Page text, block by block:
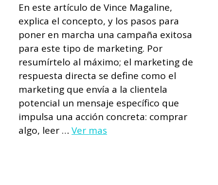
En este artículo de Vince Magaline,
explica el concepto, y los pasos para
poner en marcha una campaña exitosa
para este tipo de marketing. Por
resumírtelo al máximo; el marketing de
respuesta directa se define como el
marketing que envía a la clientela
potencial un mensaje específico que
impulsa una acción concreta: comprar
algo, leer … Ver mas